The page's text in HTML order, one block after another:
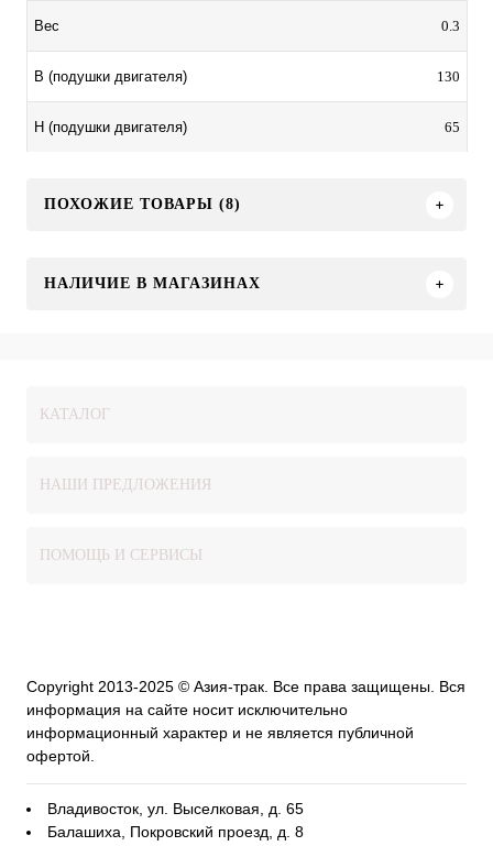
Вес 0.3
B (подушки двигателя) 130
H (подушки двигателя) 65
ПОХОЖИЕ ТОВАРЫ (8)
НАЛИЧИЕ В МАГАЗИНАХ
КАТАЛОГ
НАШИ ПРЕДЛОЖЕНИЯ
ПОМОЩЬ И СЕРВИСЫ
Copyright 2013-2025 © Азия-трак. Все права защищены. Вся
информация на сайте носит исключительно
информационный характер и не является публичной
офертой.
Владивосток, ул. Выселковая, д. 65
Балашиха, Покровский проезд, д. 8